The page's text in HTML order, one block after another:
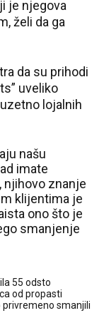
je njegova
želi da ga
da su prihodi
uveliko
lojalnih
našu
imate
njihovo znanje
klijentima je
ono što je
smanjenje
55 odsto
od propasti
privremeno smanjili